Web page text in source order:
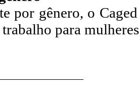
por gênero, o
para